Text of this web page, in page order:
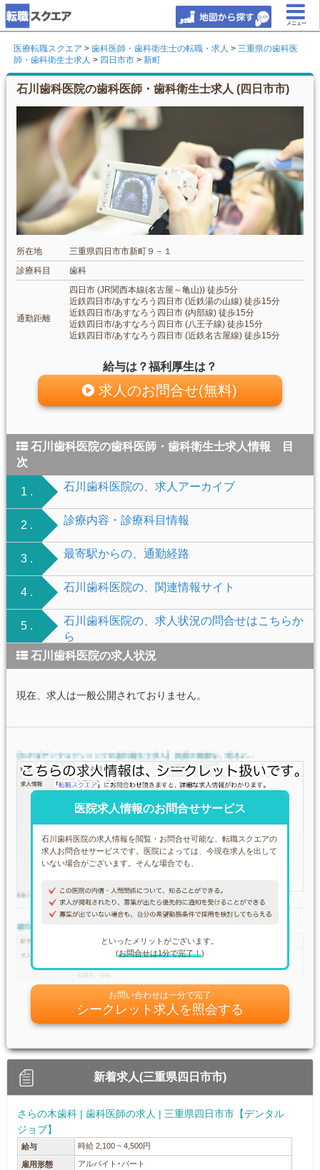
メニュー
医療転職スクエア > 歯科医師・歯科衛生士の転職・求人 > 三重県の歯科医
師・歯科衛生士求人 > 四日市市 > 新町
石川歯科医院の歯科医師・歯科衛生士求人 (四日市市)
所在地
三重県四日市市新町９－１
診療科目
歯科
通勤距離
四日市 (JR関西本線(名古屋～亀山)) 徒歩5分
近鉄四日市/あすなろう四日市 (近鉄湯の山線) 徒歩15分
近鉄四日市/あすなろう四日市 (内部線) 徒歩15分
近鉄四日市/あすなろう四日市 (八王子線) 徒歩15分
近鉄四日市/あすなろう四日市 (近鉄名古屋線) 徒歩15分
給与は？福利厚生は？
求人のお問合せ(無料)
石川歯科医院の歯科医師・歯科衛生士求人情報 目
次
1 . 石川歯科医院の、求人アーカイブ
2 . 診療内容・診療科目情報
3 . 最寄駅からの、通勤経路
4 . 石川歯科医院の、関連情報サイト
5 .
石川歯科医院の、求人状況の問合せはこちらか
ら
石川歯科医院の求人状況
現在、求人は一般公開されておりません。
医院求人情報のお問合せサービス
石川歯科医院の求人情報を閲覧・お問合せ可能な、転職スクエアの
求人お問合せサービスです。医院によっては、今現在求人を出して
いない場合がございます。そんな場合でも、
といったメリットがございます。
(お問合せは1分で完了！)
お問い合わせは一分で完了
シークレット求人を照会する
新着求人(三重県四日市市)
さらの木歯科 | 歯科医師の求人 | 三重県四日市市【デンタル
ジョブ】
給与 時給 2,100 ~ 4,500円
雇用形態 アルバイト･パート